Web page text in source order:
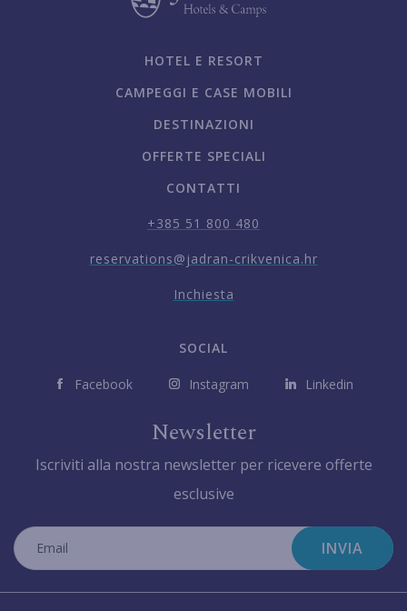
HOTEL E RESORT
CAMPEGGI E CASE MOBILI
DESTINAZIONI
OFFERTE SPECIALI
CONTATTI
+385 51 800 480
reservations@jadran-crikvenica.hr
Inchiesta
SOCIAL
Facebook Instagram Linkedin
Newsletter
Iscriviti alla nostra newsletter per ricevere offerte
esclusive
INVIA